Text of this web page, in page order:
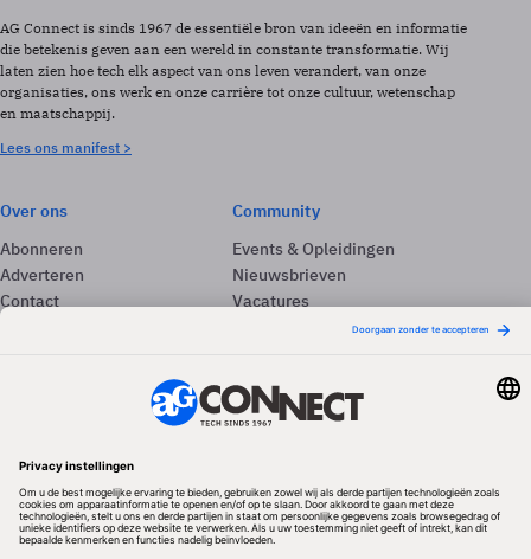
AG Connect is sinds 1967 de essentiële bron van ideeën en informatie
die betekenis geven aan een wereld in constante transformatie. Wij
laten zien hoe tech elk aspect van ons leven verandert, van onze
organisaties, ons werk en onze carrière tot onze cultuur, wetenschap
en maatschappij.
Lees ons manifest >
Over ons
Abonneren
Adverteren
Contact
Community
Events & Opleidingen
Nieuwsbrieven
Vacatures
Redactionele partner